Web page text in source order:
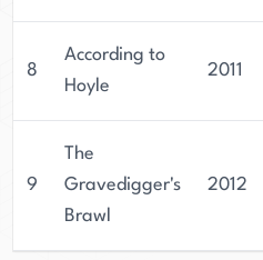
8
According to
Hoyle
2011
9
The
Gravedigger's
Brawl
2012